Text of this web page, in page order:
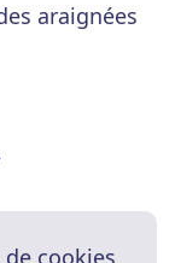
araignées
cookies